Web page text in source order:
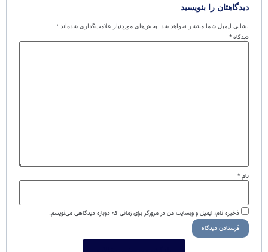
دیدگاهتان را بنویسید
نشانی ایمیل شما منتشر نخواهد شد. بخش‌های موردنیاز علامت‌گذاری شده‌اند *
دیدگاه*
نام*
ذخیره نام، ایمیل و وبسایت من در مرورگر برای زمانی که دوباره دیدگاهی می‌نویسم.